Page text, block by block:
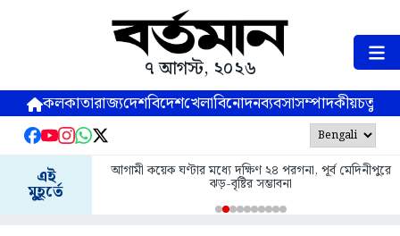
৭ আগস্ট, ২০২৬
কলকাতারাজ্যদেশবিদেশখেলাবিনোদনব্যবসাসম্পাদকীয়
এই
মুহূর্তে
আগামী কয়েক ঘণ্টার মধ্যে দক্ষিণ ২৪ পরগনা, পূর্ব মেদিনীপুরে
ঝড়-বৃষ্টির সম্ভাবনা